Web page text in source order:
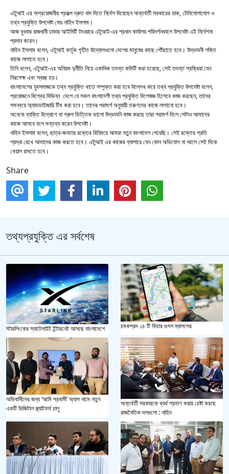
এটুআই এর অপ্রয়োজনীয় প্রকল্প দ্রুত বাদ দিতে নির্দেশ দিয়েছেন অন্তর্বর্তী সরকারের ডাক, টেলিযোগাযোগ ও
তথ্য প্রযুক্তি উপদেষ্টা মোঃ নাহিদ ইসলাম।
আজ বুধবার রাজধানী ঢাকার আইসিটি টাওয়ারে এটুআই-এর প্রধান কার্যালয় পরিদর্শনকালে উপদেষ্টা এই নির্দেশনা
প্রদান করেন।
নাহিদ ইসলাম বলেন, এটুআই কর্তৃক গৃহীত উদ্যোগগুলো দেশের মানুষের কাছে পৌঁছাতে হবে। উদ্ভাবনী শক্তি
কাজে লাগাতে হবে।
তিনি বলেন, এটুআই-এর অনিয়ম দুর্নীতি নিয়ে একাধিক তদন্ত কমিটি করা হয়েছে, সেই তদন্ত প্রক্রিয়া যেন
নিরপেক্ষ এবং স্বচ্ছ হয়।
বাংলাদেশের যুবসমাজকে তথ্য প্রযুক্তি খাতে সম্পৃক্ত করা হবে উল্লেখ করে তথ্য প্রযুক্তি উপদেষ্টা বলেন,
প্রয়োজনে বিশ্বের বিভিন্ন দেশে যে সকল বাংলাদেশী তথ্য প্রযুক্তি বিশেষজ্ঞ হিসেবে কাজ করছেন, তাদের
সমন্বয়ে অ্যাডভাইজারি টিম করা হবে। তাদের পরামর্শ অনুযায়ী তরুণদের কাজে লাগানো হবে।
অনেকে ব্যক্তি উদ্যোগে বা গ্রুপ ভিত্তিক ভালো উদ্ভাবনি কাজ করছে তারা পরামর্শ দিলে সেটাও আমাদের
কাজে আসবে বলে মন্তব্য করেন উপদেষ্টা।
নাহিদ ইসলাম বলেন, ছাত্র-জনতার রক্তের বিনিময়ে আমরা নতুন বাংলাদেশ পেয়েছি। সেই রক্তের প্রতি
শ্রদ্ধা রেখে আমাদের কাজ করতে হবে। এটুআই এর কাজের ব্যাপারে যেন কোন অভিযোগ না আসে সেই দিকে
খেয়াল রাখতে হবে।
Share
তথ্যপ্রযুক্তি এর সর্বশেষ
স্টারলিংকের স্যাটেলাইট ইন্টারনেট আসছে বাংলাদেশে চমকপ্রদ ১৪ টি ফিচার গুগল ম্যাপসের
অভিবাসীদের জন্য ‘আমি প্রবাসী’ অ্যাপ নামে নতুন
একটি ডিজিটাল প্ল্যাটফর্ম চালু
অন্তর্বর্তী সরকারকে ব্যর্থ প্রমাণ করার চেষ্টা করছে
রাজনৈতিক দলগুলো : নাহিদ